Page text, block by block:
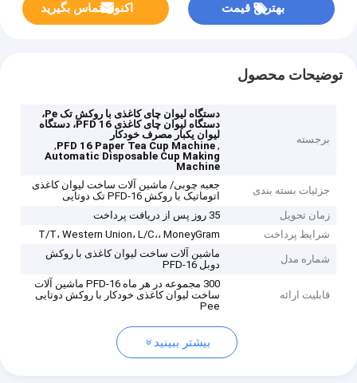
بهترین قیمت اکنون تماس بگیرید
توضیحات محصول
برجسته
دستگاه لیوان چای کاغذی با روکش تک Pe،
دستگاه لیوان چای کاغذی PFD 16، دستگاه
لیوان یکبار مصرف خودکار
,
PFD 16 Paper Tea Cup Machine
,
Automatic Disposable Cup Making
Machine
جزئیات بسته بندی
جعبه چوبی/ ماشین آلات ساخت لیوان کاغذی
اتوماتیک با روکش PFD-16 تک دوتایی
زمان تحویل
35 روز پس از دریافت پرداخت
شرایط پرداخت
T/T، Western Union، L/C،، MoneyGram
شماره مدل
ماشین آلات ساخت لیوان کاغذی با روکش
دوبل PFD-16
قابلیت ارائه
300 مجموعه در هر ماه PFD-16 ماشین آلات
ساخت لیوان کاغذی خودکار با روکش دوتایی
Pee
بیشتر ببینید